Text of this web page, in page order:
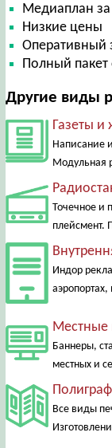
Медиаплан за
Низкие цены
Оперативный
Полный пакет
Другие виды
Газеты и
Написание
Модульная
Точечное и
плейсмент.
Индор
аэропортах,
Местные
Баннеры,
местных и
Все виды